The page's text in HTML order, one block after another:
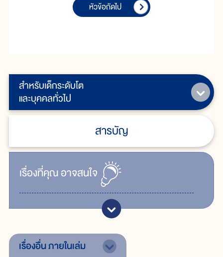
สำหรับเด็กระดับโต
และบุคคลทั่วไป
สารบัญ
เรื่ิองที่คุณอาจสนใจ
หัวข้อถัดไป
เรื่องอื่นภายในเล่ม